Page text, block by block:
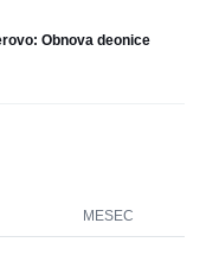
Obnova deonice
MESEC